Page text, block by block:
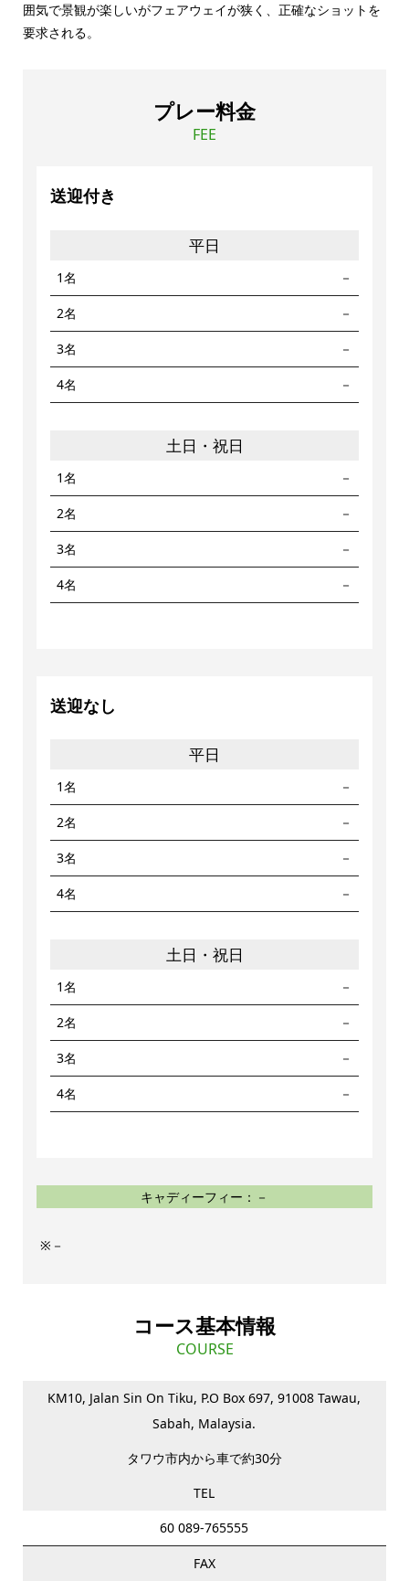
囲気で景観が楽しいがフェアウェイが狭く、正確なショットを
要求される。
プレー料金
FEE
送迎付き
平日
1名 －
2名 －
3名 －
4名 －
土日・祝日
1名 －
2名 －
3名 －
4名 －
送迎なし
平日
1名 －
2名 －
3名 －
4名 －
土日・祝日
1名 －
2名 －
3名 －
4名 －
キャディーフィー：－
－
コース基本情報
COURSE
KM10, Jalan Sin On Tiku, P.O Box 697, 91008 Tawau,
Sabah, Malaysia.
タワウ市内から車で約30分
TEL
60 089-765555
FAX